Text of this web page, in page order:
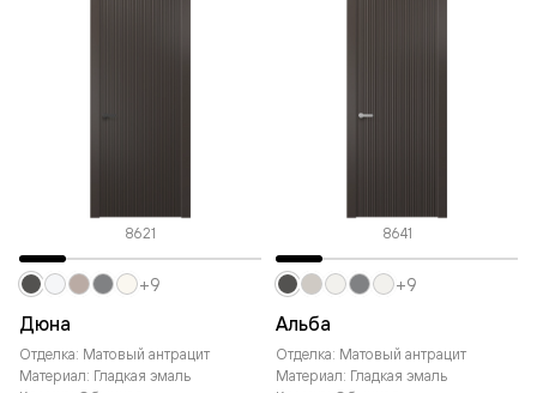
8621
Дюна
Отделка: Матовый антрацит
Материал: Гладкая эмаль
+9
8641
Альба
Отделка: Матовый антрацит
Материал: Гладкая эмаль
+9